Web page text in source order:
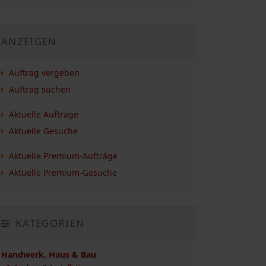
ANZEIGEN
Auftrag vergeben
Auftrag suchen
Aktuelle Aufträge
Aktuelle Gesuche
Aktuelle Premium-Aufträge
Aktuelle Premium-Gesuche
KATEGORIEN
Handwerk, Haus & Bau